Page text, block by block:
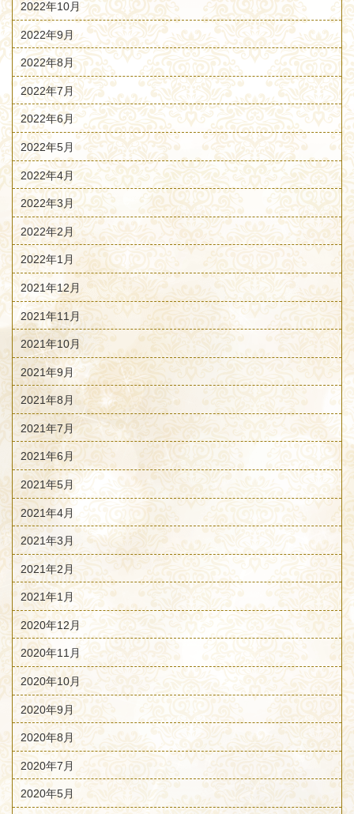
2022年10月
2022年9月
2022年8月
2022年7月
2022年6月
2022年5月
2022年4月
2022年3月
2022年2月
2022年1月
2021年12月
2021年11月
2021年10月
2021年9月
2021年8月
2021年7月
2021年6月
2021年5月
2021年4月
2021年3月
2021年2月
2021年1月
2020年12月
2020年11月
2020年10月
2020年9月
2020年8月
2020年7月
2020年5月